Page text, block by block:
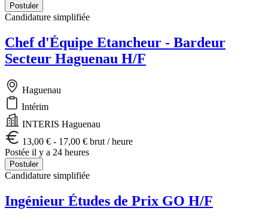
Postuler
Candidature simplifiée
Chef d'Équipe Etancheur - Bardeur
Secteur Haguenau H/F
Haguenau
Intérim
INTERIS Haguenau
13,00 € - 17,00 € brut / heure
Postée il y a 24 heures
Postuler
Candidature simplifiée
Ingénieur Études de Prix GO H/F